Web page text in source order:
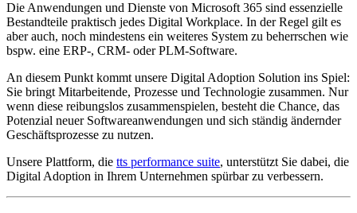
Die Anwendungen und Dienste von Microsoft 365 sind essenzielle
Bestandteile praktisch jedes Digital Workplace. In der Regel gilt es
aber auch, noch mindestens ein weiteres System zu beherrschen wie
bspw. eine ERP-, CRM- oder PLM-Software.
An diesem Punkt kommt unsere Digital Adoption Solution ins Spiel:
Sie bringt Mitarbeitende, Prozesse und Technologie zusammen. Nur
wenn diese reibungslos zusammenspielen, besteht die Chance, das
Potenzial neuer Softwareanwendungen und sich ständig ändernder
Geschäftsprozesse zu nutzen.
Unsere Plattform, die tts performance suite, unterstützt Sie dabei, die
Digital Adoption in Ihrem Unternehmen spürbar zu verbessern.